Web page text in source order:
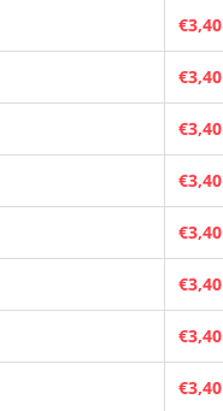
€3,40
€3,40
€3,40
€3,40
€3,40
€3,40
€3,40
€3,40